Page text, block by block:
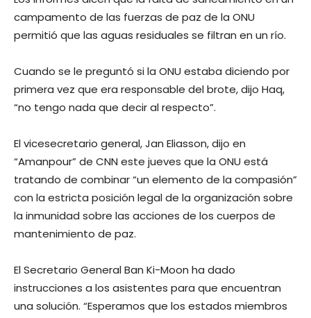
campamento de las fuerzas de paz de la ONU
permitió que las aguas residuales se filtran en un río.
Cuando se le preguntó si la ONU estaba diciendo por
primera vez que era responsable del brote, dijo Haq,
“no tengo nada que decir al respecto”.
El vicesecretario general, Jan Eliasson, dijo en
“Amanpour” de CNN este jueves que la ONU está
tratando de combinar “un elemento de la compasión”
con la estricta posición legal de la organización sobre
la inmunidad sobre las acciones de los cuerpos de
mantenimiento de paz.
El Secretario General Ban Ki-Moon ha dado
instrucciones a los asistentes para que encuentran
una solución. “Esperamos que los estados miembros